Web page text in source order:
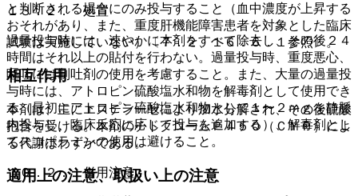
１３．２． 処置
過量投与時には、速やかに本剤をすべて除去し、その後２４
時間はそれ以上の貼付を行わない。過量投与時、重度悪心、
嘔吐には制吐剤の使用を考慮すること。また、大量の過量投
与時には、アトロピン硫酸塩水和物を解毒剤として使用でき
る（最初にアトロピン硫酸塩水和物として１〜２ｍｇを静脈
内投与し、臨床反応に応じて投与を追加する）、解毒剤とし
てスコポラミンの使用は避けること。
適用上の注意、取扱い上の注意
と判断される場合にのみ投与すること（血中濃度が上昇する
おそれがあり、また、重度肝機能障害患者を対象とした臨床
試験は実施していない）〔７．２、１６．６．１参照〕。
相互作用
本剤は、主にエステラーゼにより加水分解され、その後硫酸
抱合を受ける。本剤のチトクロームＰ４５０（ＣＹＰ）によ
る代謝はわずかである。
１０．２． 併用注意：